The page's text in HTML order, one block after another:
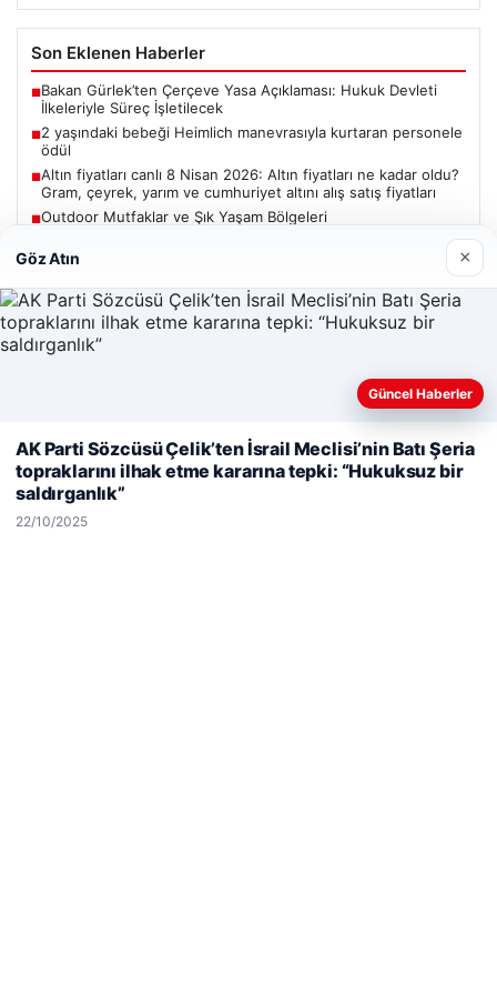
Son Eklenen Haberler
■Bakan Gürlek’ten Çerçeve Yasa Açıklaması: Hukuk Devleti
İlkeleriyle Süreç İşletilecek
■2 yaşındaki bebeği Heimlich manevrasıyla kurtaran personele
ödül
■Altın fiyatları canlı 8 Nisan 2026: Altın fiyatları ne kadar oldu?
Gram, çeyrek, yarım ve cumhuriyet altını alış satış fiyatları
■Outdoor Mutfaklar ve Şık Yaşam Bölgeleri
Güncel
06/08/2026
Bakan Gürlek’ten Çerçeve Yasa Açıklaması: Hukuk Devleti
İlkeleriyle Süreç İşletilecek
deneyiminizi kişiselleştirmek ve geliştirmek amacıyla çerezler
kullanıyoruz.Çerez Politikamız
Reddet
Göz Atın ×
Güncel Haberler
AK Parti Sözcüsü Çelik’ten İsrail Meclisi’nin Batı Şeria
topraklarını ilhak etme kararına tepki: “Hukuksuz bir
saldırganlık”
22/10/2025